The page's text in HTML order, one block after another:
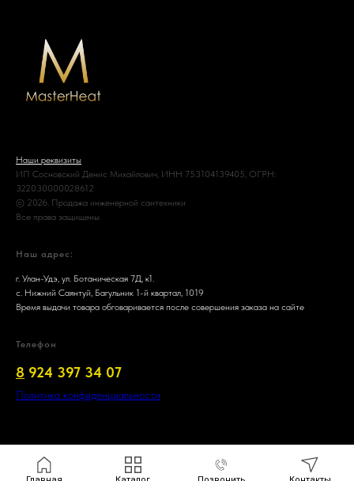
Наши реквизиты
ИП Сосновский Денис Михайлович, ИНН 753104139405, ОГРН:
322030000028612
© 2026. Продажа инженерной сантехники
Все права защищены.
Наш адрес:
г. Улан-Удэ, ул. Ботаническая 7Д, к1.
с. Нижний Саянтуй, Багульник 1-й квартал, 1019
Время выдачи товара обговаривается после совершения заказа на сайте
Телефон
8 924 397 34 07
Политика конфиденциальности